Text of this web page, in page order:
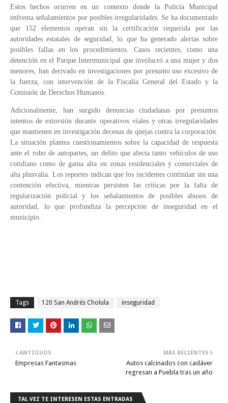
Estos hechos ocurren en un contexto donde la Policía Municipal
enfrenta señalamientos por posibles irregularidades. Se ha documentado
que 152 elementos operan sin la certificación requerida por las
autoridades estatales de seguridad, lo que ha generado alertas sobre
posibles fallas en los procedimientos. Casos recientes, como una
detención en el Parque Intermunicipal que involucró a una mujer y dos
menores, han derivado en investigaciones por presunto uso excesivo de
la fuerza, con intervención de la Fiscalía General del Estado y la
Comisión de Derechos Humanos.
Adicionalmente, han surgido denuncias ciudadanas por presuntos
intentos de extorsión durante operativos viales y otras irregularidades
que mantienen en investigación decenas de quejas contra la corporación.
La situación plantea cuestionamientos sobre la capacidad de respuesta
ante el robo de autopartes, un delito que afecta tanto vehículos de uso
cotidiano como de gama alta en zonas residenciales y comerciales de
alta plusvalía. Los reportes indican que los incidentes continúan sin una
contención efectiva, mientras persisten las críticas por la falta de
regularización policial y los señalamientos de posibles abusos de
autoridad, lo que profundiza la percepción de inseguridad en el
municipio.
Tags 120 San Andrés Cholula inseguridad
MÁS RECIENTES
Autos calcinados con cadáver
regresan a Puebla tras un año
ANTIGUOS
Empresas Fantasmas
TAL VEZ TE INTERESEN ESTAS ENTRADAS